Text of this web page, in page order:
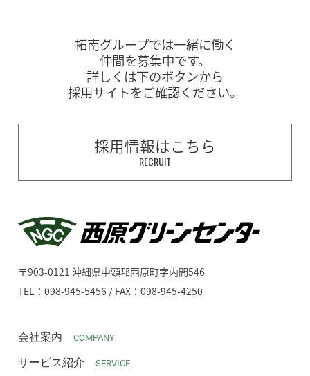
拓南グループでは一緒に働く
仲間を募集中です。
詳しくは下のボタンから
採用サイトをご確認ください。
採用情報はこちら
RECRUIT
〒903-0121 沖縄県中頭郡西原町字内間546
TEL：098-945-5456 / FAX：098-945-4250
会社案内 COMPANY
サービス紹介 SERVICE